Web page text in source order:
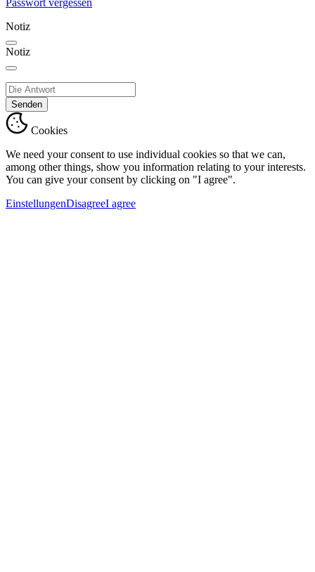
Passwort vergessen
Notiz
Notiz
Senden
Cookies
We need your consent to use individual cookies so that we can,
among other things, show you information relating to your interests.
You can give your consent by clicking on "I agree".
EinstellungenDisagreeI agree